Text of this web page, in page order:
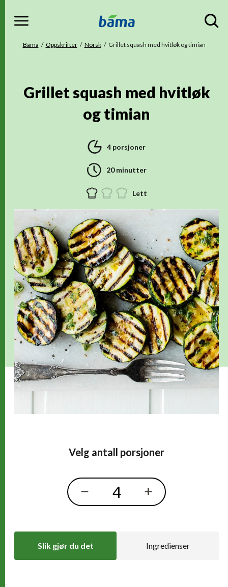
Meny
Du er her
Bama Oppskrifter Norsk Grillet squash med hvitløk og timian
Grillet squash med hvitløk
og timian
4 porsjoner
20 minutter
Lett
Velg antall porsjoner
Slik gjør du det Ingredienser